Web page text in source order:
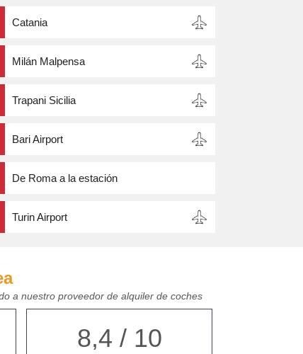
Catania
Milán Malpensa
Trapani Sicilia
Bari Airport
De Roma a la estación
Turin Airport
a nuestro proveedor de alquiler de coches
8,4 / 10